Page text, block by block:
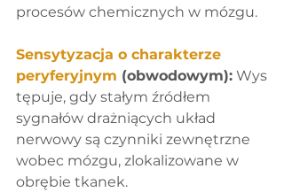
procesów chemicznych w mózgu.
Sensytyzacja o charakterze
peryferyjnym (obwodowym): Wys
tępuje, gdy stałym źródłem
sygnałów drażniących układ
nerwowy są czynniki zewnętrzne
wobec mózgu, zlokalizowane w
obrębie tkanek.